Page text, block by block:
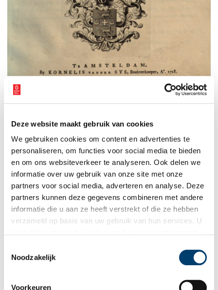
Deze website maakt gebruik van cookies
We gebruiken cookies om content en advertenties te
personaliseren, om functies voor social media te bieden
en om ons websiteverkeer te analyseren. Ook delen we
informatie over uw gebruik van onze site met onze
partners voor social media, adverteren en analyse. Deze
partners kunnen deze gegevens combineren met andere
informatie die u aan ze heeft verstrekt of die ze hebben
verzameld op basis van uw gebruik van hun services. U
Noodzakelijk
Voorkeuren
Thomas trouwde met Pryntje van de Kerkhoven uit Vlaanderen.
naar Holland gevlucht. Veel protestantse gezinnen uit de
zuidelijke Nederlanden waren werkzaam in de textielnijverheid.
Zeer waarschijnlijk gold dit ook voor de familie van de Kerkhoven.
Thomas en Pryntje kregen samen zes kinderen. Hun zoon Jan
Thomasz Teyler werkte net als zijn ouders in de textielhandel en
woonde in een groot pand in Haarlem. Als er bij zijn overlijden
een boedelinventaris wordt opgemaakt, zijn er 20 bladzijden
nodig om de gehele textielvoorraad op te schrijven. Deze Jan was
de vader van Isaac Teyler en de opa van Pieter Teyler van der
Hulst.
van de achternaam tegen. Zo werd Isaac Teyler ook wel als ‘Ijsaäck
Teijler’ geschreven.